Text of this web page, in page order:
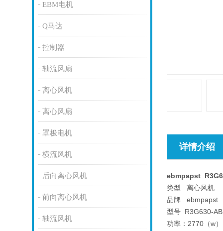
EBM电机
Q马达
控制器
轴流风扇
离心风机
离心风扇
罩极电机
横流风机
后向离心风机
前向离心风机
轴流风机
详情介绍
ebmpapst
类型 离心风机
品牌 ebmpapst
型号 R3G630-
功率：2770（w）